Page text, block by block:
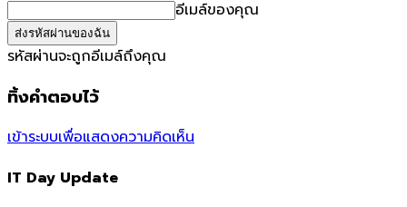
อีเมล์ของคุณ
รหัสผ่านจะถูกอีเมล์ถึงคุณ
ทิ้งคำตอบไว้
เข้าระบบเพื่อแสดงความคิดเห็น
IT Day Update